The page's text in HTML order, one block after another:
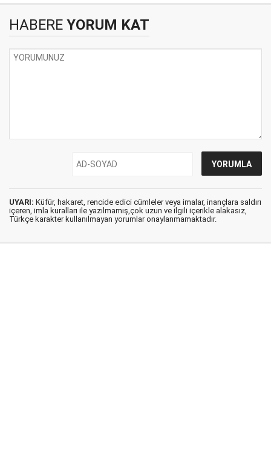
HABERE YORUM KAT
UYARI: Küfür, hakaret, rencide edici cümleler veya imalar, inançlara saldırı
içeren, imla kuralları ile yazılmamış,çok uzun ve ilgili içerikle alakasız,
Türkçe karakter kullanılmayan yorumlar onaylanmamaktadır.